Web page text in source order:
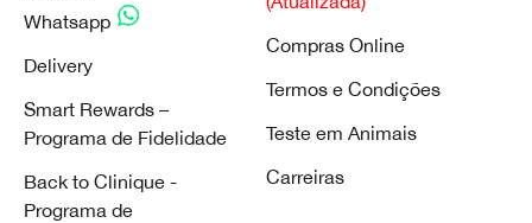
Whatsapp
Delivery
Smart Rewards –
Programa de Fidelidade
Back to Clinique -
Programa de
Compras Online
Termos e Condições
Teste em Animais
Carreiras